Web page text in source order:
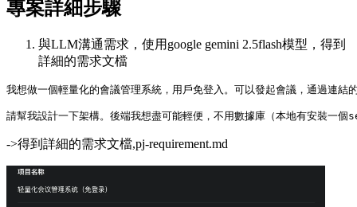
專案詳細步驟
與LLM溝通需求，使用google gemini 2.5flash模型，得到
詳細的需求文檔
我想做一個輕量化的會議管理系統，用戶免登入。可以發起會議，通過連
->得到詳細的需求文檔,pj-requirement.md